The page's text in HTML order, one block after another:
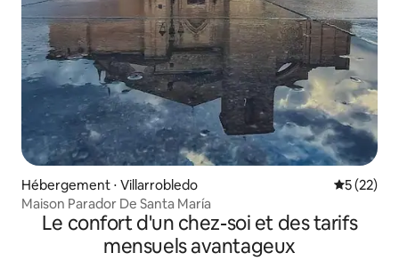
Hébergement ⋅ Villarrobledo
5 (22)
Maison Parador De Santa María
Le confort d'un chez-soi et des tarifs
mensuels avantageux